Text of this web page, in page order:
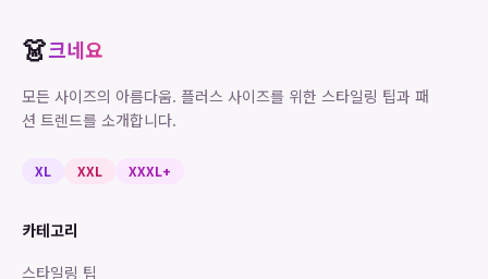
👗크네요
모든 사이즈의 아름다움. 플러스 사이즈를 위한 스타일링 팁과 패
션 트렌드를 소개합니다.
XL XXL XXXL+
카테고리
스타일링 팁